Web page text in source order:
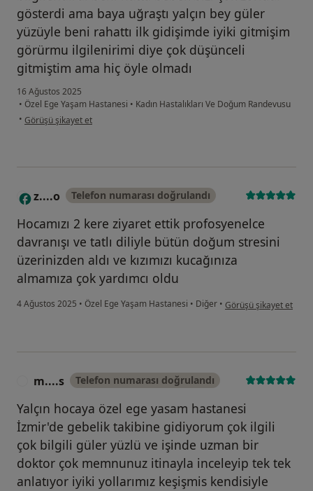
gösterdi ama baya uğraştı yalçın bey güler
yüzüyle beni rahattı ilk gidişimde iyiki gitmişim
görürmu ilgilenirimi diye çok düşünceli
gitmiştim ama hiç öyle olmadı
16 Ağustos 2025
• Özel Ege Yaşam Hastanesi • Kadın Hastalıkları Ve Doğum Randevusu
• kullanıcının görüşüne göre k....e
Görüşü şikayet et
Z z....o Telefon numarası doğrulandı
Hocamızı 2 kere ziyaret ettik profosyenelce
davranışı ve tatlı diliyle bütün doğum stresini
üzerinizden aldı ve kızımızı kucağınıza
almamıza çok yardımcı oldu
4 Ağustos 2025 • Özel Ege Yaşam Hastanesi • Diğer • kullanıcının görüşüne
Görüşü şikayet et
m....s Telefon numarası doğrulandı
Yalçın hocaya özel ege yasam hastanesi
İzmir'de gebelik takibine gidiyorum çok ilgili
çok bilgili güler yüzlü ve işinde uzman bir
doktor çok memnunuz itinayla inceleyip tek tek
anlatıyor iyiki yollarımız keşişmis kendisiyle